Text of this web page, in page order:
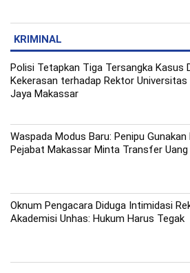
KRIMINAL
Polisi Tetapkan Tiga Tersangka Kasus
Kekerasan terhadap Rektor
Jaya Makassar
Waspada Modus Baru: Penipu Gunakan
Pejabat Makassar Minta Transfer Uang
Oknum Pengacara Diduga Intimidasi
Akademisi Unhas: Hukum Harus Tegak